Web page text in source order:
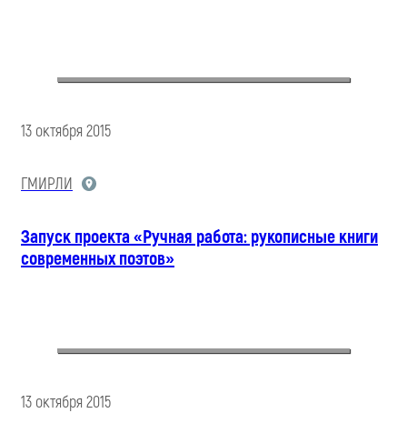
13 октября 2015
ГМИРЛИ
Запуск проекта «Ручная работа: рукописные книги
современных поэтов»
13 октября 2015